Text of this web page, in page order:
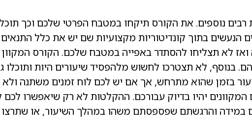
רבים נוספים. את הקורס תיקחו במטבח הפרטי שלכם וכך
הנעשים בתוך קונדיטוריות מקצועיות שם יש את כלל
לא תצליחו להסתדר באפייה במטבח שלכם. הקורס
בנוסף, לא תצטרכו לחשוש מלהפסיד שיעורים היות
בזמן שהוא מתרחש, אך אם יש לכם לוח זמנים משתנה ולא
יהיו בדיוק עבורכם. ההקלטות לא רק שיאפשרו לכם
במידה והרגשתם שפספסתם משהו במהלך השיעור, או